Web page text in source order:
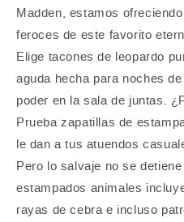
Madden, estamos
feroces de este favorito
Elige tacones de leopardo
aguda hecha para noches
poder en la sala de juntas.
Prueba zapatillas de
le dan a tus atuendos
Pero lo salvaje no se
estampados animales
rayas de cebra e incluso